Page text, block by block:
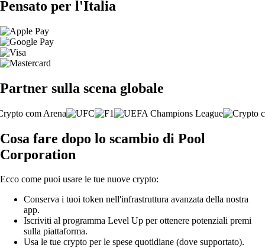
Pensato per l'Italia
Partner sulla scena globale
Cosa fare dopo lo scambio di Pool
Corporation
Ecco come puoi usare le tue nuove crypto:
Conserva i tuoi token nell'infrastruttura avanzata della nostra
app.
Iscriviti al programma Level Up per ottenere potenziali premi
sulla piattaforma.
Usa le tue crypto per le spese quotidiane (dove supportato).